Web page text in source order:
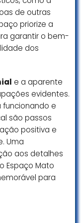
pq
saber como
uma sensação
dança E
p a festa…
de danca,
que serve
p quem
tem um
msm lugar..
de outras
priorize a
garantir o bem-
dos
e a aparente
evidentes.
funcionando e
são passos
positiva e
Uma
aos detalhes
Espaço Mato
para